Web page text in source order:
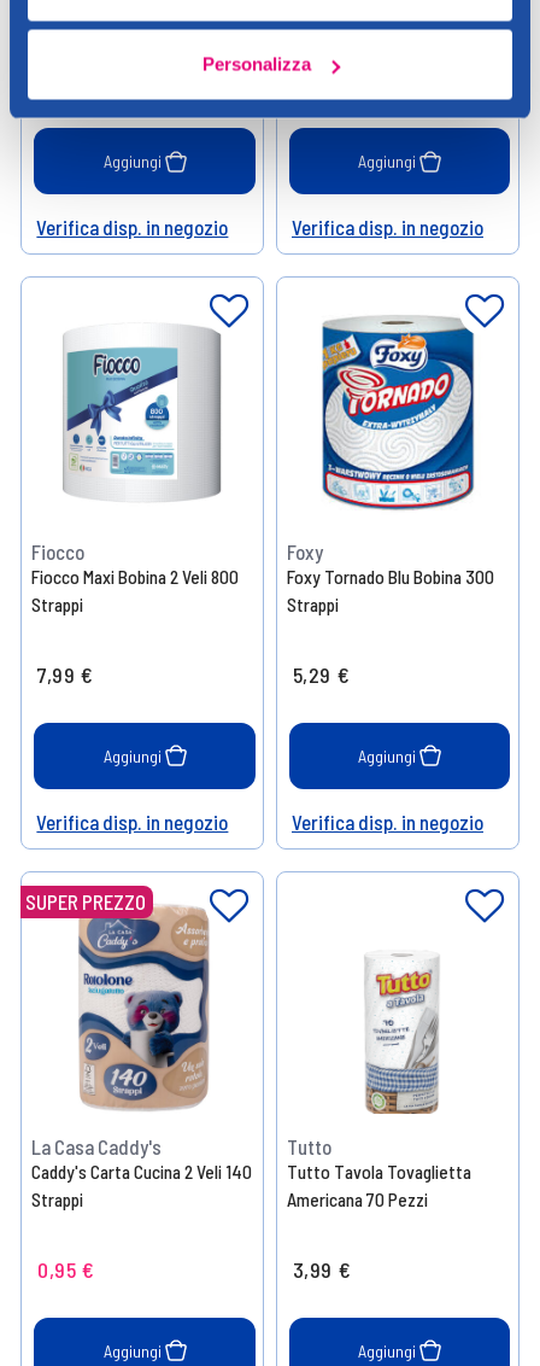
Personalizza
Aggiungi
Help
Verifica disp. in negozio
2,99 €
Aggiungi
Help
Verifica disp. in negozio
Fiocco
Fiocco Maxi Bobina 2 Veli 800
Strappi
7,99 €
Aggiungi
Help
Verifica disp. in negozio
Foxy
Foxy Tornado Blu Bobina 300
Strappi
5,29 €
Aggiungi
Help
Verifica disp. in negozio
SUPER PREZZO
La Casa Caddy's
Caddy's Carta Cucina 2 Veli 140
Strappi
0,95 €
Aggiungi
Tutto
Tutto Tavola Tovaglietta
Americana 70 Pezzi
3,99 €
Aggiungi